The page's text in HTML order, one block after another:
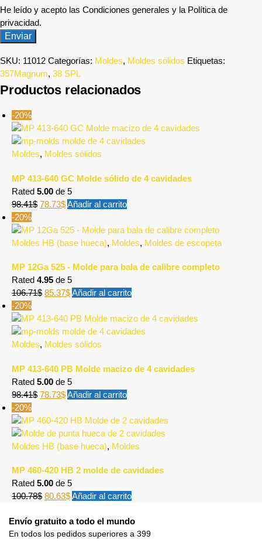
He leído y acepto las Condiciones generales y la Política de
privacidad.
SKU: 11012 Categorías: Moldes, Moldes sólidos Etiquetas:
357Magnum, 38 SPL
Productos relacionados
-20%
Moldes, Moldes sólidos
MP 413-640 GC Molde sólido de 4 cavidades
Rated 5.00 de 5
98.41$ 78.73$Añadir al carrito
-20%
Moldes HB (base hueca), Moldes, Moldes de escopeta
MP 12Ga 525 - Molde para bala de calibre completo
Rated 4.95 de 5
106.71$ 85.37$Añadir al carrito
-20%
Moldes, Moldes sólidos
MP 413-640 PB Molde macizo de 4 cavidades
Rated 5.00 de 5
98.41$ 78.73$Añadir al carrito
-20%
Moldes HB (base hueca), Moldes
MP 460-420 HB 2 molde de cavidades
Rated 5.00 de 5
100.78$ 80.63$Añadir al carrito
Envío gratuito a todo el mundo
En todos los pedidos superiores a 399